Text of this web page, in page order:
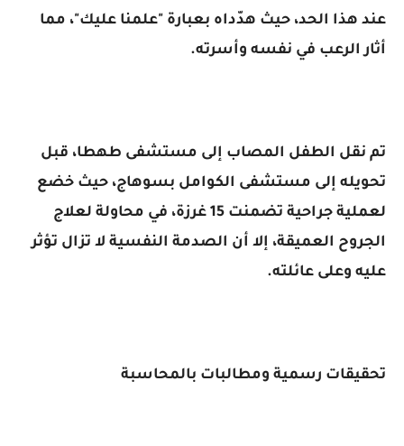
عند هذا الحد، حيث هدّداه بعبارة "علمنا عليك"، مما
أثار الرعب في نفسه وأسرته.
تم نقل الطفل المصاب إلى مستشفى طهطا، قبل
تحويله إلى مستشفى الكوامل بسوهاج، حيث خضع
لعملية جراحية تضمنت 15 غرزة، في محاولة لعلاج
الجروح العميقة، إلا أن الصدمة النفسية لا تزال تؤثر
عليه وعلى عائلته.
تحقيقات رسمية ومطالبات بالمحاسبة